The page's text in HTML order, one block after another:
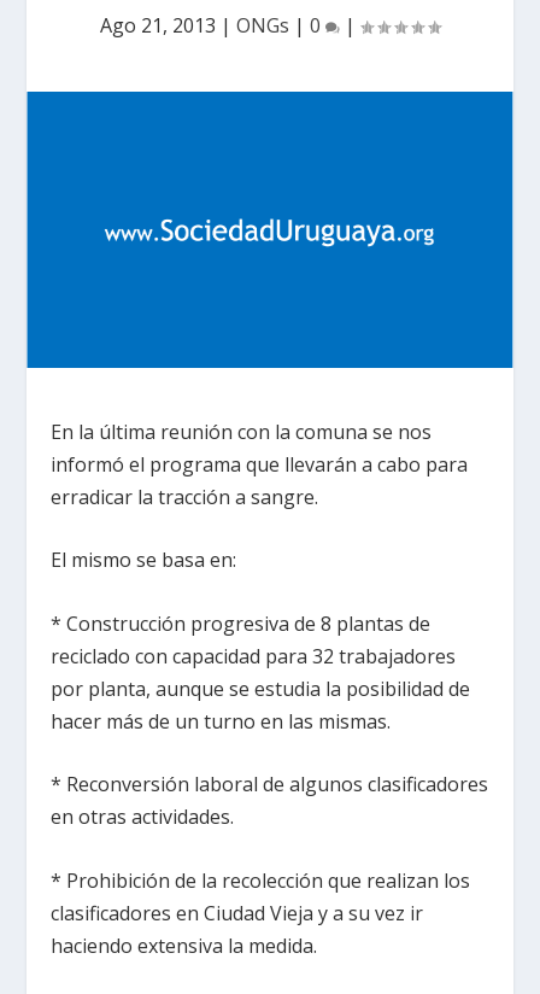
Ago 21, 2013 | ONGs | 0 |
En la última reunión con la comuna se nos
informó el programa que llevarán a cabo para
erradicar la tracción a sangre.
El mismo se basa en:
* Construcción progresiva de 8 plantas de
reciclado con capacidad para 32 trabajadores
por planta, aunque se estudia la posibilidad de
hacer más de un turno en las mismas.
* Reconversión laboral de algunos clasificadores
en otras actividades.
* Prohibición de la recolección que realizan los
clasificadores en Ciudad Vieja y a su vez ir
haciendo extensiva la medida.